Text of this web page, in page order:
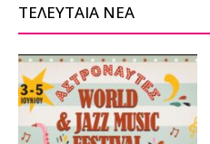
ΤΕΛΕΥΤΑΙΑ ΝΕΑ